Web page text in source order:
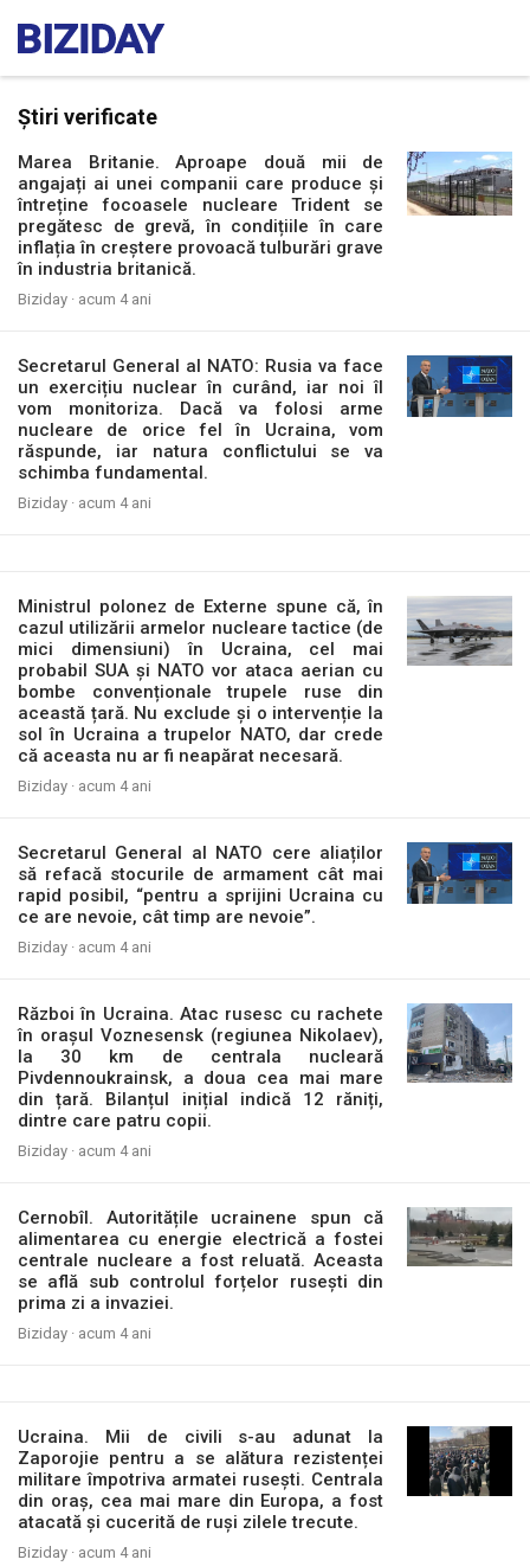
Știri verificate
Marea Britanie. Aproape două mii de
angajați ai unei companii care produce și
întreține focoasele nucleare Trident se
pregătesc de grevă, în condițiile în care
inflația în creștere provoacă tulburări grave
în industria britanică.
Biziday · acum 4 ani
Secretarul General al NATO: Rusia va face
un exercițiu nuclear în curând, iar noi îl
vom monitoriza. Dacă va folosi arme
nucleare de orice fel în Ucraina, vom
răspunde, iar natura conflictului se va
schimba fundamental.
Biziday · acum 4 ani
Ministrul polonez de Externe spune că, în
cazul utilizării armelor nucleare tactice (de
mici dimensiuni) în Ucraina, cel mai
probabil SUA și NATO vor ataca aerian cu
bombe convenționale trupele ruse din
această țară. Nu exclude și o intervenție la
sol în Ucraina a trupelor NATO, dar crede
că aceasta nu ar fi neapărat necesară.
Biziday · acum 4 ani
Secretarul General al NATO cere aliaților
să refacă stocurile de armament cât mai
rapid posibil, “pentru a sprijini Ucraina cu
ce are nevoie, cât timp are nevoie”.
Biziday · acum 4 ani
Război în Ucraina. Atac rusesc cu rachete
în orașul Voznesensk (regiunea Nikolaev),
la 30 km de centrala nucleară
Pivdennoukrainsk, a doua cea mai mare
din țară. Bilanțul inițial indică 12 răniți,
dintre care patru copii.
Biziday · acum 4 ani
Cernobîl. Autoritățile ucrainene spun că
alimentarea cu energie electrică a fostei
centrale nucleare a fost reluată. Aceasta
se află sub controlul forțelor rusești din
prima zi a invaziei.
Biziday · acum 4 ani
Ucraina. Mii de civili s-au adunat la
Zaporojie pentru a se alătura rezistenței
militare împotriva armatei rusești. Centrala
din oraș, cea mai mare din Europa, a fost
atacată și cucerită de ruși zilele trecute.
Biziday · acum 4 ani